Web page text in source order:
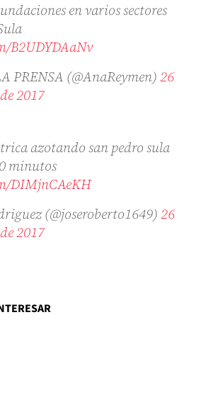
en varios sectores
B2UDYDAaNv
PRENSA (@AnaReymen)26
2017
azotando san pedro sula
minutos
DIMjnCAeKH
(@joseroberto1649)26
2017